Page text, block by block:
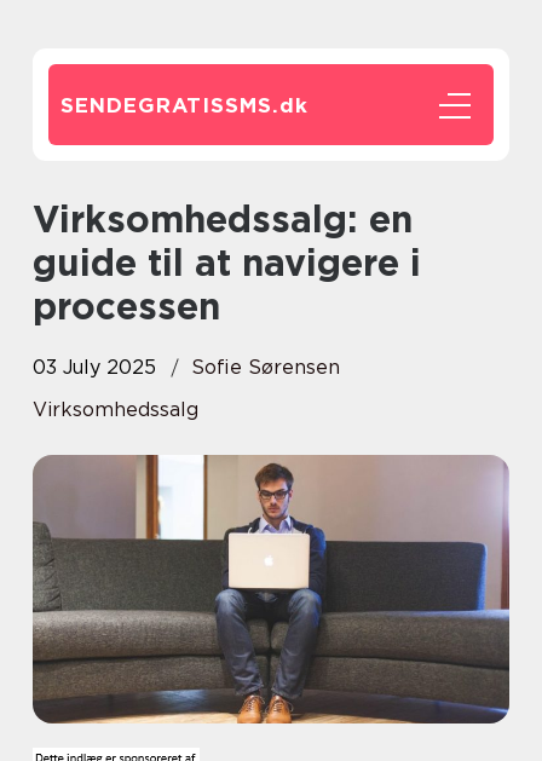
SENDEGRATISSMS.dk
Virksomhedssalg: en
guide til at navigere i
processen
03 July 2025
Sofie Sørensen
Virksomhedssalg